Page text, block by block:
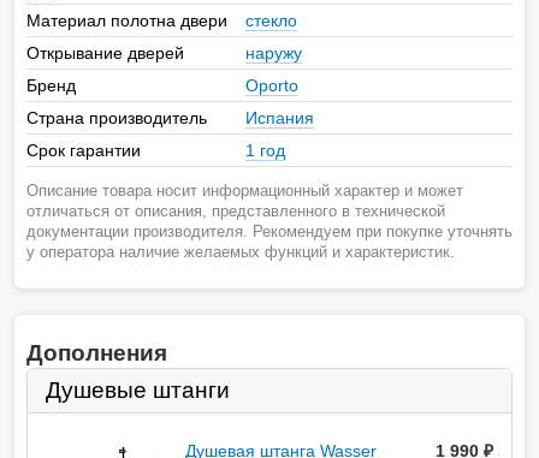
Материал полотна двери
стекло
Открывание дверей
наружу
Бренд
Oporto
Страна производитель
Испания
Срок гарантии
1 год
Описание товара носит информационный характер и может
отличаться от описания, представленного в технической
документации производителя. Рекомендуем при покупке уточнять
у оператора наличие желаемых функций и характеристик.
Дополнения
Душевые штанги
Душевая штанга Wasser 1 990